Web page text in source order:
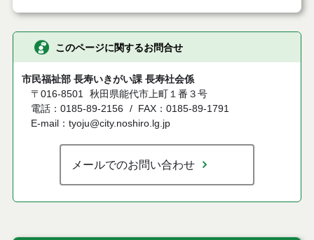
このページに関するお問合せ
市民福祉部 長寿いきがい課 長寿社会係
〒016-8501 秋田県能代市上町１番３号
電話：0185-89-2156
FAX：0185-89-1791
E-mail：tyoju@city.noshiro.lg.jp
メールでのお問い合わせ